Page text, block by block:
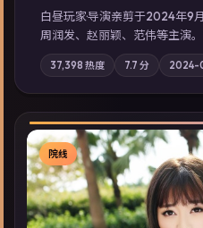
白昼玩家·导演亲剪于2024年9
周润发、赵丽颖、范伟等主演
镇的平静被一封匿名信彻底打
内亦可通过「国产免费观看高
高分佳作，畅享高清在线追剧
37,398 热度 7.7 分 2024-
院线